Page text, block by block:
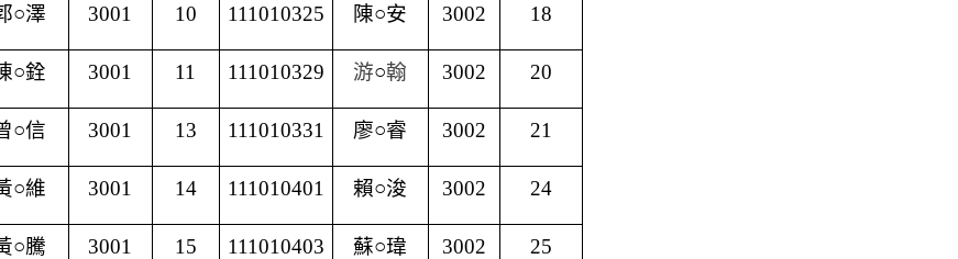
○澤 3001 10 111010325 陳○安 3002 18
○銓 3001 11 111010329 游○翰 3002 20
○信 3001 13 111010331 廖○睿 3002 21
○維 3001 14 111010401 賴○浚 3002 24
○騰 3001 15 111010403 蘇○瑋 3002 25